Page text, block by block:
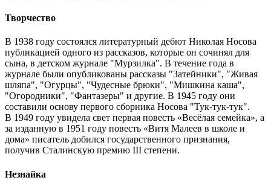
Творчество
В 1938 году состоялся литературный дебют Николая Носова
публикацией одного из рассказов, которые он сочинял для
сына, в детском журнале "Мурзилка". В течение года в
журнале были опубликованы рассказы "Затейники", "Живая
шляпа", "Огурцы", "Чудесные брюки", "Мишкина каша",
"Огородники", "Фантазеры" и другие. В 1945 году они
составили основу первого сборника Носова "Тук-тук-тук".
В 1949 году увидела свет первая повесть «Весёлая семейка», а
за изданную в 1951 году повесть «Витя Малеев в школе и
дома» писатель добился государственного признания,
получив Сталинскую премию III степени.
Незнайка